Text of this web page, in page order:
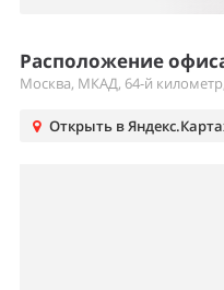
Расположение
Москва, МКАД, 64-й
Открыть в